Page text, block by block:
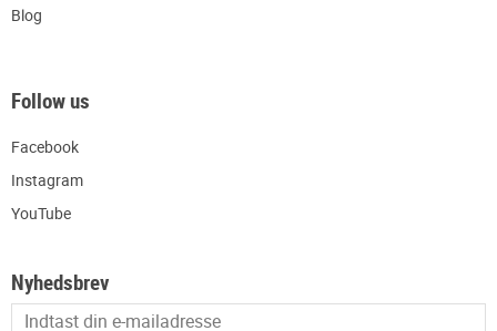
Blog
Follow us
Facebook
Instagram
YouTube
Nyhedsbrev